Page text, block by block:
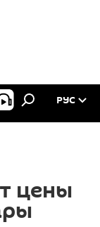
РУС
цены